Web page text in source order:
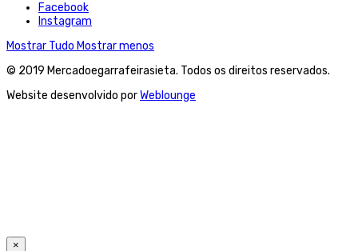
Facebook
Instagram
Mostrar Tudo Mostrar menos
© 2019 Mercadoegarrafeirasieta. Todos os direitos reservados.
Website desenvolvido porWeblounge
×